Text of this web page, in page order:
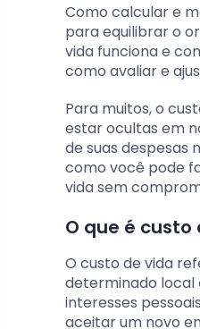
Como calcular e
para equilibrar o
vida funciona e
como avaliar e
Para muitos, o
estar ocultas em
de suas despesas
como você pode
vida sem
O que é
O custo de vida
determinado local
interesses
aceitar um novo